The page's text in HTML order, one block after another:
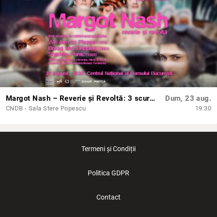
Margot Nash – Reverie și Revoltă: 3 scurtmetraje feminist-avangardiste
CNDB - Sala Stere Popescu
Dum, 23 aug.
19:30
Termeni și Condiții
Politica GDPR
Contact